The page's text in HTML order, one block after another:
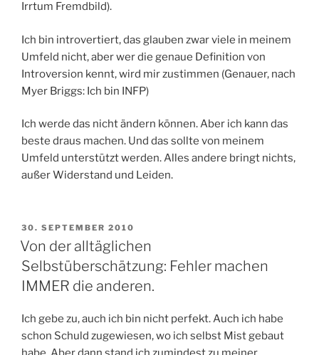
Irrtum Fremdbild).
Ich bin introvertiert, das glauben zwar viele in meinem
Umfeld nicht, aber wer die genaue Definition von
Introversion kennt, wird mir zustimmen (Genauer, nach
Myer Briggs: Ich bin INFP)
Ich werde das nicht ändern können. Aber ich kann das
beste draus machen. Und das sollte von meinem
Umfeld unterstützt werden. Alles andere bringt nichts,
außer Widerstand und Leiden.
VERÖFFENTLICHT
AM
30. SEPTEMBER 2010
Von der alltäglichen
Selbstüberschätzung: Fehler machen
IMMER die anderen.
Ich gebe zu, auch ich bin nicht perfekt. Auch ich habe
schon Schuld zugewiesen, wo ich selbst Mist gebaut